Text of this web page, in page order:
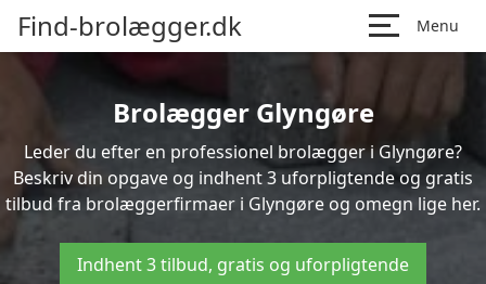
Find-brolægger.dk Menu
Brolægger Glyngøre
Leder du efter en professionel brolægger i Glyngøre?
Beskriv din opgave og indhent 3 uforpligtende og gratis
tilbud fra brolæggerfirmaer i Glyngøre og omegn lige her.
Indhent 3 tilbud, gratis og uforpligtende